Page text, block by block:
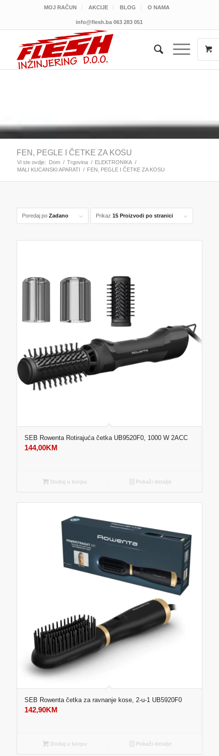
MOJ RAČUN AKCIJE BLOG O NAMA
info@flesh.ba 063 283 051
FEN, PEGLE I ČETKE ZA KOSU
Vi ste ovdje: Dom / Trgovina / ELEKTRONIKA /
MALI KUCANSKI APARATI / FEN, PEGLE I ČETKE ZA KOSU
Poredaj po Zadano Prikaz 15 Proizvodi po stranici
SEB Rowenta Rotirajuća četka UB9520F0, 1000 W 2ACC
144,00KM
Dodaj u korpu Pokaži detalje
SEB Rowenta četka za ravnanje kose, 2-u-1 UB5920F0
142,90KM
Dodaj u korpu Pokaži detalje